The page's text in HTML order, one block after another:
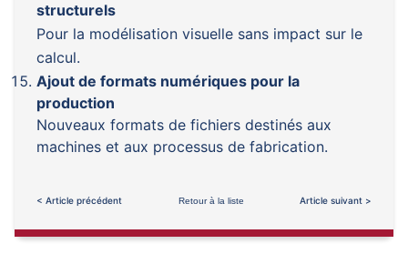
structurels
Pour la modélisation visuelle sans impact sur le
calcul.
Ajout de formats numériques pour la
production
Nouveaux formats de fichiers destinés aux
machines et aux processus de fabrication.
< Article précédent Retour à la liste Article suivant >